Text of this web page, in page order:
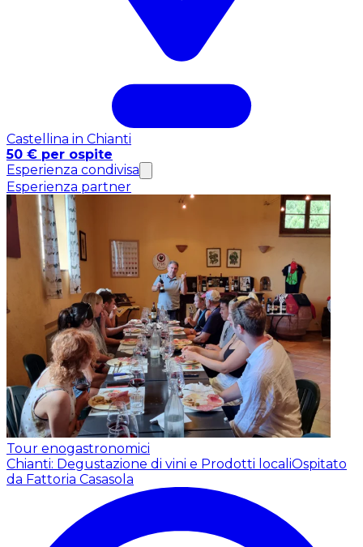
Castellina in Chianti
50 € per ospite
Esperienza condivisa
Esperienza partner
Tour enogastronomici
Chianti: Degustazione di vini e Prodotti localiOspitato
da Fattoria Casasola